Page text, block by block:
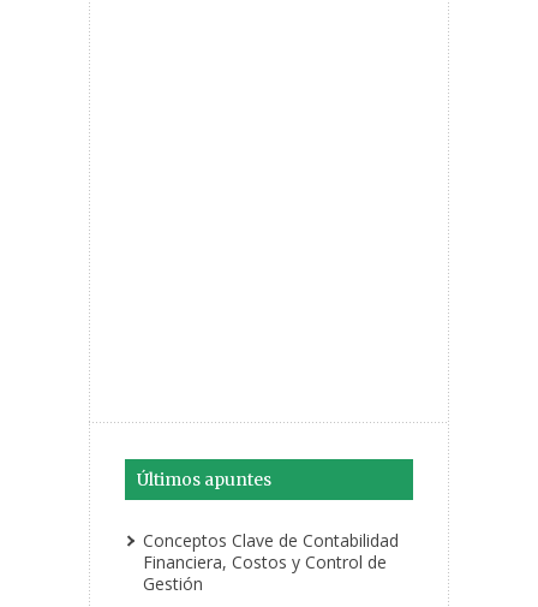
Últimos apuntes
Conceptos Clave de Contabilidad
Financiera, Costos y Control de
Gestión